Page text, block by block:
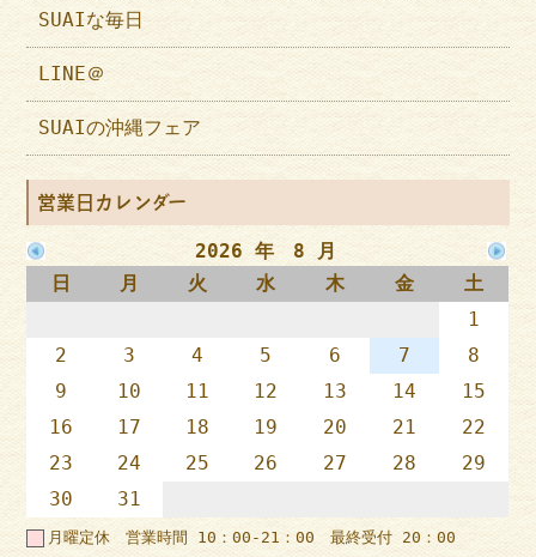
SUAIな毎日
LINE＠
SUAIの沖縄フェア
営業日カレンダー
2026 年 8 月
日
月 火 水 木 金
土
1
2
3 4 5 6 7
8
9
10 11 12 13 14
15
16
17 18 19 20 21
22
23
24 25 26 27 28
29
30
31
月曜定休 営業時間 10：00-21：00 最終受付 20：00